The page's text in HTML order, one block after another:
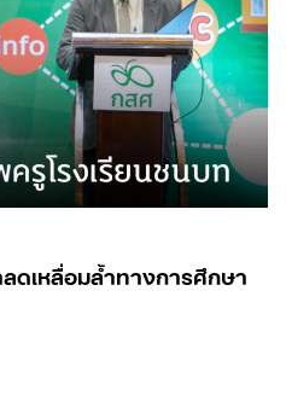
ดเหลื่อมล้ำทางการศึกษา